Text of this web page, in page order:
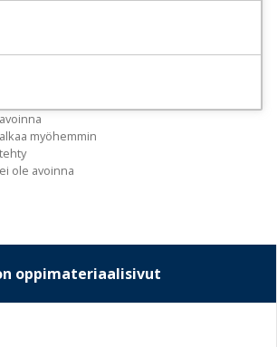
myöhemmin
ole avoinna
oppimateriaalisivut